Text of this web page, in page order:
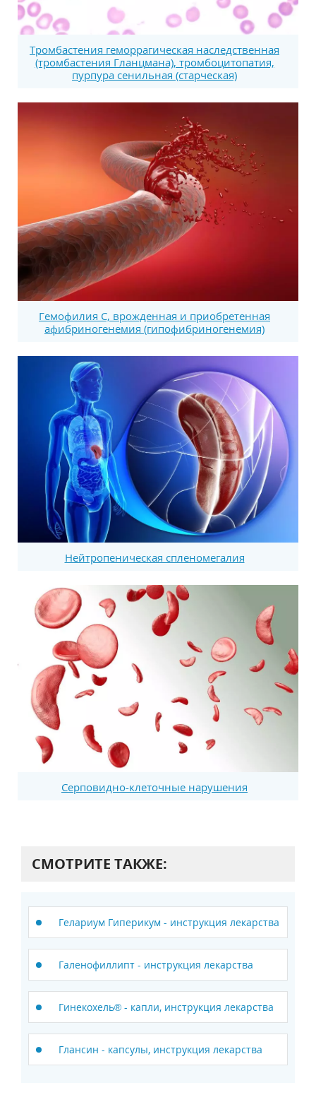
Тромбастения геморрагическая наследственная
(тромбастения Гланцмана), тромбоцитопатия,
пурпура сенильная (старческая)
Гемофилия С, врожденная и приобретенная
афибриногенемия (гипофибриногенемия)
Нейтропеническая спленомегалия
Серповидно-клеточные нарушения
СМОТРИТЕ ТАКЖЕ:
Гелариум Гиперикум - инструкция лекарства
Галенофиллипт - инструкция лекарства
Гинекохель® - капли, инструкция лекарства
Глансин - капсулы, инструкция лекарства